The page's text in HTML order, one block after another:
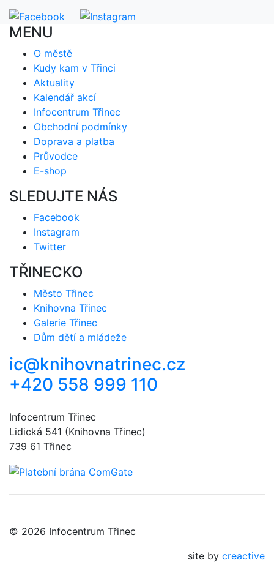
MENU
O městě
Kudy kam v Třinci
Aktuality
Kalendář akcí
Infocentrum Třinec
Obchodní podmínky
Doprava a platba
Průvodce
E-shop
SLEDUJTE NÁS
Facebook
Instagram
Twitter
TŘINECKO
Město Třinec
Knihovna Třinec
Galerie Třinec
Dům dětí a mládeže
ic@knihovnatrinec.cz
+420 558 999 110
Infocentrum Třinec
Lidická 541 (Knihovna Třinec)
739 61 Třinec
© 2026 Infocentrum Třinec
site by creactive